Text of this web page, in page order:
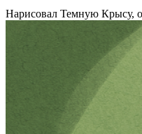
Нарисовал Темную Крысу,